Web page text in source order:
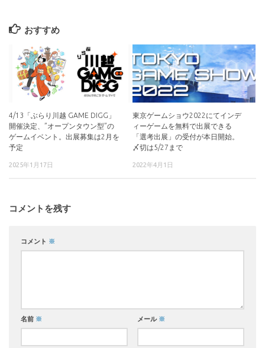
おすすめ
4/13「ぶらり川越 GAME DIGG」
開催決定、”オープンタウン型”の
ゲームイベント。出展募集は2月を
予定
2025年1月17日
東京ゲームショウ2022にてインデ
ィーゲームを無料で出展できる
「選考出展」の受付が本日開始。
〆切は5/27まで
2022年4月1日
コメントを残す
コメント ※
名前 ※ メール ※